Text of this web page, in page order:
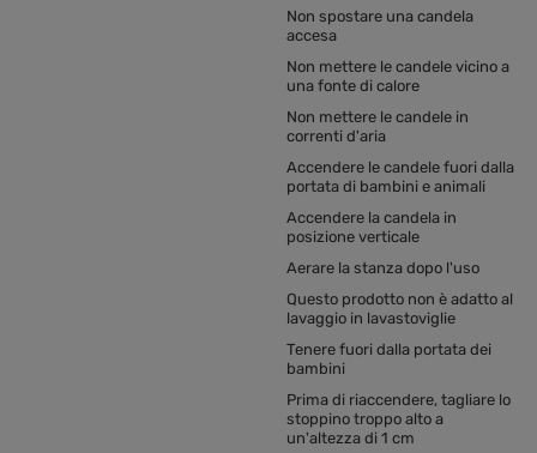
Non spostare una candela
accesa
Non mettere le candele vicino a
una fonte di calore
Non mettere le candele in
correnti d'aria
Accendere le candele fuori dalla
portata di bambini e animali
Accendere la candela in
posizione verticale
Aerare la stanza dopo l'uso
Questo prodotto non è adatto al
lavaggio in lavastoviglie
Tenere fuori dalla portata dei
bambini
Prima di riaccendere, tagliare lo
stoppino troppo alto a
un'altezza di 1 cm